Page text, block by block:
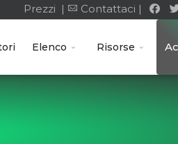
Prezzi | Contattaci |
Elenco Risorse